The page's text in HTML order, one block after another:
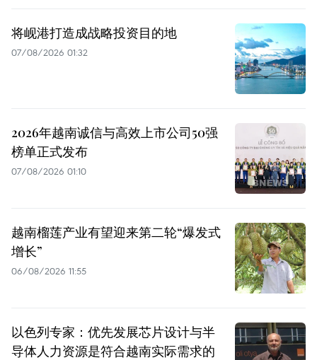
将岘港打造成战略投资目的地
07/08/2026 01:32
2026年越南诚信与高效上市公司50强
榜单正式发布
07/08/2026 01:10
越南榴莲产业有望迎来第二轮“爆发式
增长”
06/08/2026 11:55
以色列专家：优先发展芯片设计与半
导体人力资源是符合越南实际需求的